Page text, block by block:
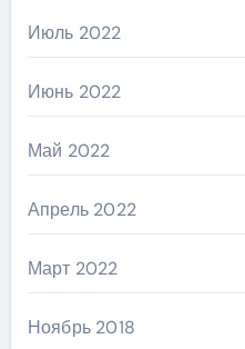
Июль 2022
Июнь 2022
Май 2022
Апрель 2022
Март 2022
Ноябрь 2018